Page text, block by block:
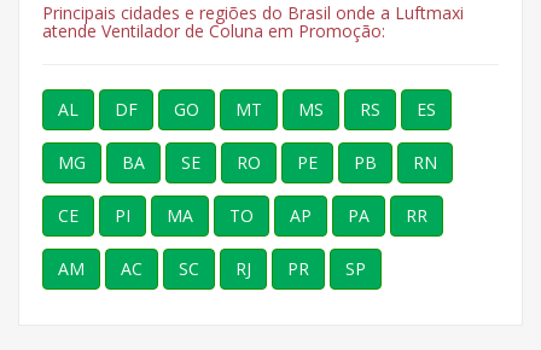
Principais cidades e regiões do Brasil onde a Luftmaxi
atende Ventilador de Coluna em Promoção:
AL DF GO MT MS RS ES
MG BA SE RO PE PB RN
CE PI MA TO AP PA RR
AM AC SC RJ PR SP